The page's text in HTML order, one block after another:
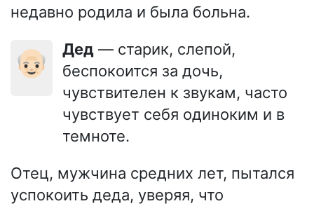
недавно родила и была больна.
👴🏻 Дед — старик, слепой,
беспокоится за дочь,
чувствителен к звукам, часто
чувствует себя одиноким и в
темноте.
Отец, мужчина средних лет, пытался
успокоить деда, уверяя, что